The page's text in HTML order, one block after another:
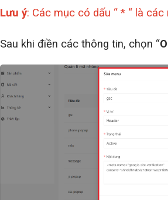
Lưu ý: Các mục có dấu “ * “ là
Sau khi điền các thông tin, chọn “